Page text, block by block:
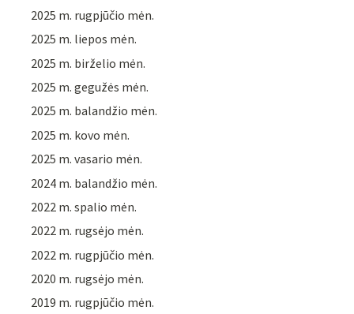
2025 m. rugpjūčio mėn.
2025 m. liepos mėn.
2025 m. birželio mėn.
2025 m. gegužės mėn.
2025 m. balandžio mėn.
2025 m. kovo mėn.
2025 m. vasario mėn.
2024 m. balandžio mėn.
2022 m. spalio mėn.
2022 m. rugsėjo mėn.
2022 m. rugpjūčio mėn.
2020 m. rugsėjo mėn.
2019 m. rugpjūčio mėn.